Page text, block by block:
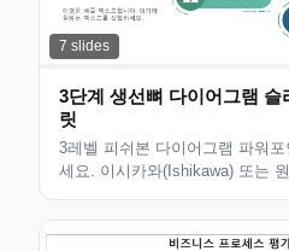
7 slides
3단계 생선뼈 다이어그램
릿
3레벨 피쉬본 다이어그램 파워
세요. 이시카와(Ishikawa) 또는